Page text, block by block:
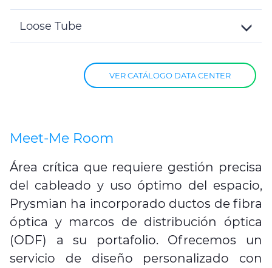
Loose Tube
VER CATÁLOGO DATA CENTER
Meet-Me Room
Área crítica que requiere gestión precisa
del cableado y uso óptimo del espacio,
Prysmian ha incorporado ductos de fibra
óptica y marcos de distribución óptica
(ODF) a su portafolio. Ofrecemos un
servicio de diseño personalizado con